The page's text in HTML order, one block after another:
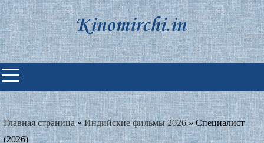
Skip
to
content
Индийские фильмы смотреть
онлайн
Главная страница»Индийские фильмы 2026»Специалист
(2026)